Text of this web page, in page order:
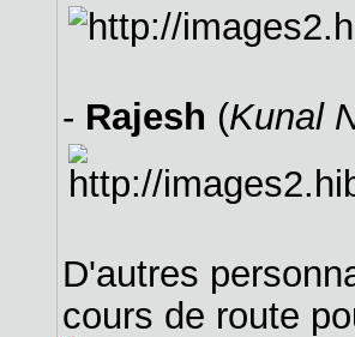
- Rajesh (Kunal
D'autres
cours de route